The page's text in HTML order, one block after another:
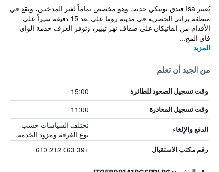
يُعتبر Isa فندق بوتيكي حديث وهو مخصص تماماً لغير المدخنين، ويقع في
منطقة براتي الحصرية في مدينة روما على بعد 15 دقيقة سيراً على
الأقدام من الفاتيكان على ضفاف نهر تيبير، وتوفر الغرف خدمة الواي
فاي المج...
المزيد
من الجيد أن تعلم
وقت تسجيل الصعود للطائرة 15:00
وقت تسجيل المغادرة 11:00
الدفع والإلغاء
تختلف السياسات حسب
نوع الغرفة ومزود الخدمة.
رقم مكتب الاستقبال +39 063 212 610